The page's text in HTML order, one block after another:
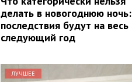
делать в новогоднюю ночь:
последствия будут на весь
следующий год
ЛУЧШЕЕ